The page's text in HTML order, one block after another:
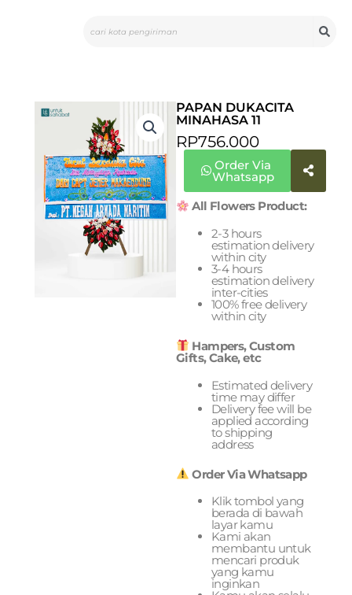
PAPAN DUKACITA
MINAHASA 11
RP756.000
Order Via
Whatsapp
All Flowers Product:
2-3 hours
estimation delivery
within city
3-4 hours
estimation delivery
inter-cities
100% free delivery
within city
Hampers, Custom
Gifts, Cake, etc
Estimated delivery
time may differ
Delivery fee will be
applied according
to shipping
address
Order Via Whatsapp
Klik tombol yang
berada di bawah
layar kamu
Kami akan
membantu untuk
mencari produk
yang kamu
inginkan